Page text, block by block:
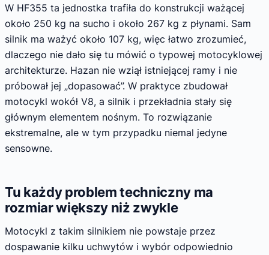
W HF355 ta jednostka trafiła do konstrukcji ważącej
około 250 kg na sucho i około 267 kg z płynami. Sam
silnik ma ważyć około 107 kg, więc łatwo zrozumieć,
dlaczego nie dało się tu mówić o typowej motocyklowej
architekturze. Hazan nie wziął istniejącej ramy i nie
próbował jej „dopasować”. W praktyce zbudował
motocykl wokół V8, a silnik i przekładnia stały się
głównym elementem nośnym. To rozwiązanie
ekstremalne, ale w tym przypadku niemal jedyne
sensowne.
Tu każdy problem techniczny ma
rozmiar większy niż zwykle
Motocykl z takim silnikiem nie powstaje przez
dospawanie kilku uchwytów i wybór odpowiednio